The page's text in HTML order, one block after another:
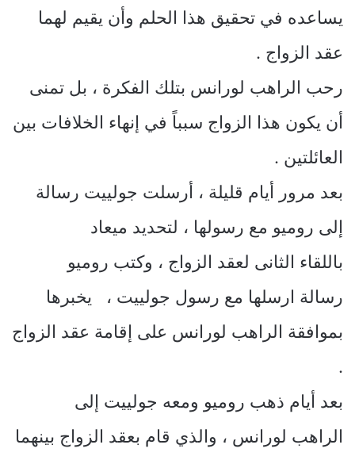
يساعده في تحقيق هذا الحلم وأن يقيم لهما
عقد الزواج .
رحب الراهب لورانس بتلك الفكرة ، بل تمنى
أن يكون هذا الزواج سبباً في إنهاء الخلافات بين
العائلتين .
بعد مرور أيام قليلة ، أرسلت جولييت رسالة
إلى روميو مع رسولها ، لتحديد ميعاد
باللقاء الثانى لعقد الزواج ، وكتب روميو
رسالة ارسلها مع رسول جولييت ، يخبرها
بموافقة الراهب لورانس على إقامة عقد الزواج
.
بعد أيام ذهب روميو ومعه جولييت إلى
الراهب لورانس ، والذي قام بعقد الزواج بينهما